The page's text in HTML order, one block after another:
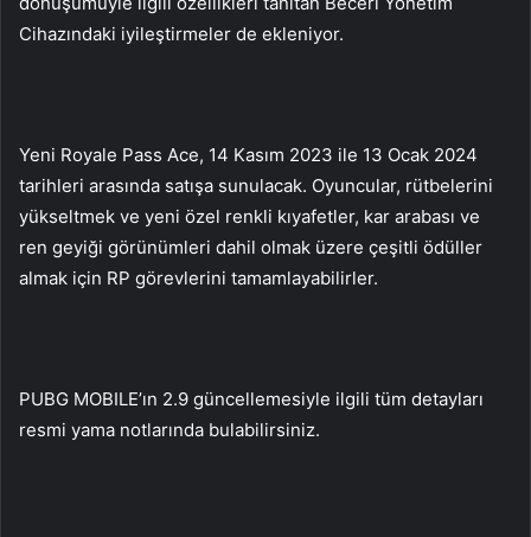
Cihazındaki iyileştirmeler de ekleniyor.
Yeni Royale Pass Ace, 14 Kasım 2023 ile 13 Ocak 2024
tarihleri ​​arasında satışa sunulacak. Oyuncular, rütbelerini
yükseltmek ve yeni özel renkli kıyafetler, kar arabası ve
ren geyiği görünümleri dahil olmak üzere çeşitli ödüller
almak için RP görevlerini tamamlayabilirler.
PUBG MOBILE’ın 2.9 güncellemesiyle ilgili tüm detayları
resmi yama notlarında bulabilirsiniz.